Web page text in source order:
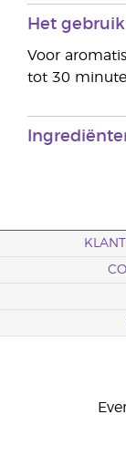
Het
Voor
tot 30